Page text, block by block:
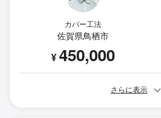
カバー工法
佐賀県鳥栖市
¥450,000
さらに表示